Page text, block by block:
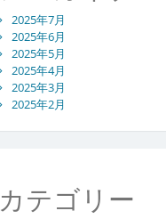
2025年7月
2025年6月
2025年5月
2025年4月
2025年3月
2025年2月
カテゴリー